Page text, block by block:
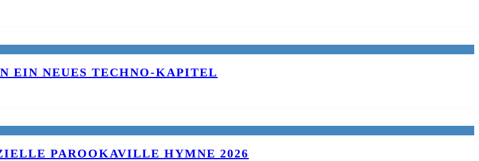
EIN NEUES TECHNO-KAPITEL
PAROOKAVILLE HYMNE 2026